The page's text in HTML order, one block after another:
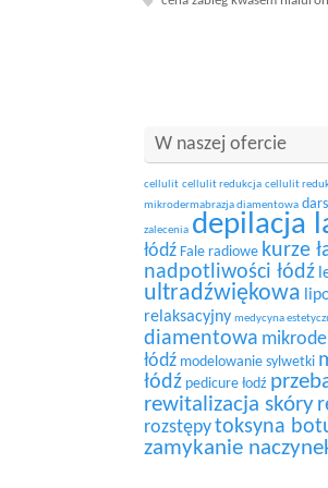
W naszej ofercie
cellulit cellulit redukcja cellulit
mikrodermabrazja diamentowa
zalecenia depilacja
łódź Fale radiowe kurze
nadpotliwości łódź
ultradźwiękowa
relaksacyjny medycyna
diamentowa
łódź modelowanie sylwetki
łódź pedicure łodź
rewitalizacja skóry
rozstępytoksyna
zamykanie